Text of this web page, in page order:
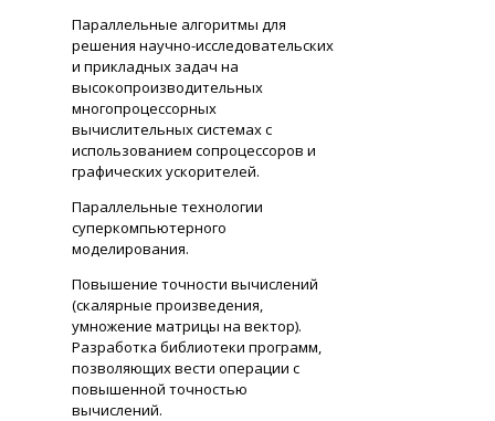
Параллельные алгоритмы для
решения научно-исследовательских
и прикладных задач на
высокопроизводительных
многопроцессорных
вычислительных системах с
использованием сопроцессоров и
графических ускорителей.
Параллельные технологии
суперкомпьютерного
моделирования.
Повышение точности вычислений
(скалярные произведения,
умножение матрицы на вектор).
Разработка библиотеки программ,
позволяющих вести операции с
повышенной точностью
вычислений.